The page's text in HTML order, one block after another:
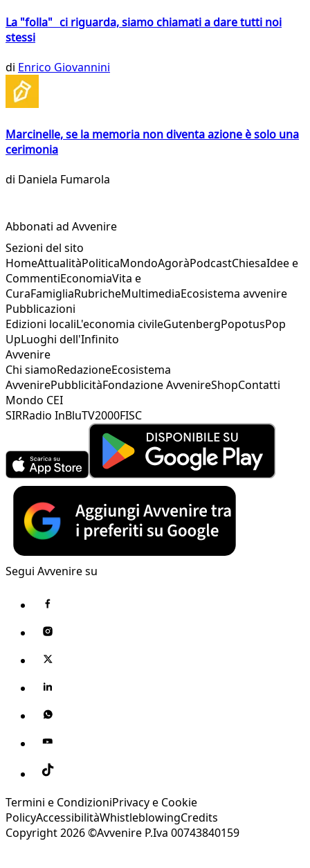
La "folla" ci riguarda, siamo chiamati a dare tutti noi
stessi
di Enrico Giovannini
Marcinelle, se la memoria non diventa azione è solo una
cerimonia
di Daniela Fumarola
Abbonati ad Avvenire
Sezioni del sito
HomeAttualitàPoliticaMondoAgoràPodcastChiesaIdee e
CommentiEconomiaVita e
CuraFamigliaRubricheMultimediaEcosistema avvenire
Pubblicazioni
Edizioni localiL'economia civileGutenbergPopotusPop
UpLuoghi dell'Infinito
Avvenire
Chi siamoRedazioneEcosistema
AvvenirePubblicitàFondazione AvvenireShopContatti
Mondo CEI
SIRRadio InBluTV2000FISC
Segui Avvenire su
Termini e CondizioniPrivacy e Cookie
PolicyAccessibilitàWhistleblowingCredits
Copyright 2026 ©Avvenire P.Iva 00743840159